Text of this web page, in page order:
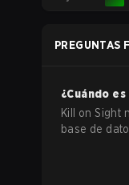
PREGUNTAS
¿Cuándo
Kill on Sight
base de